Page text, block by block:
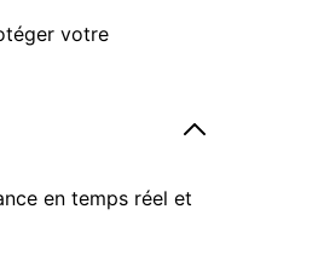
votre
en temps réel et